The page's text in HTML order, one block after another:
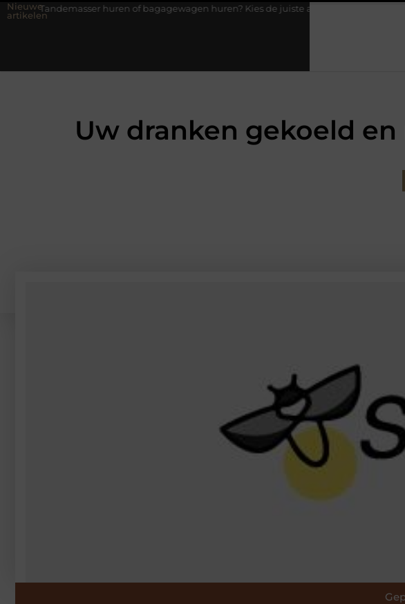
Nieuwe
artikelen
huren of bagagewagen huren? Kies de juiste aanhanger voor jouw klus
Uw dranken gekoeld